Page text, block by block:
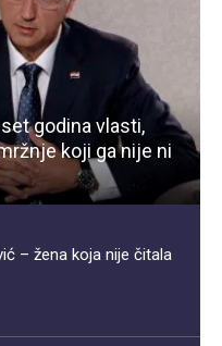
godina vlasti,
koji ga nije ni
– žena koja nije čitala